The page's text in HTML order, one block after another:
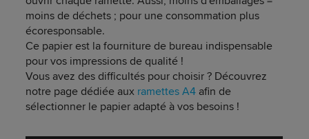
moins de déchets ; pour une consommation plus
écoresponsable.
Ce papier est la fourniture de bureau indispensable
pour vos impressions de qualité !
Vous avez des difficultés pour choisir ? Découvrez
notre page dédiée aux ramettes A4 afin de
sélectionner le papier adapté à vos besoins !